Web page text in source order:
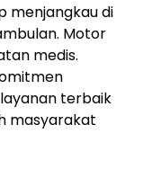
menjangkau di
Motor
medis.
terbaik
masyarakat